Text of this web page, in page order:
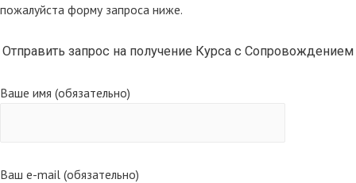
пожалуйста форму запроса ниже.
Отправить запрос на получение Курса с Сопровождением
Ваше имя (обязательно)
Ваш e-mail (обязательно)